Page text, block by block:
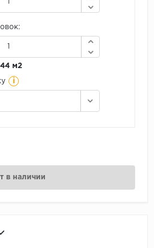
м2
i
в наличии